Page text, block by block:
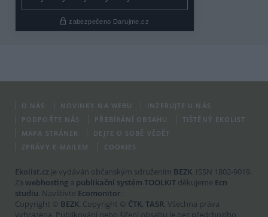
O NÁS NOVINKY NA WEBU
INZERUJTE U NÁS
PODPOŘTE NÁS
PŘEBÍRÁNÍ OBSAHU
TIŠTĚNÝ EKOLIST
MAPA STRÁNEK
DEJTE O SOBĚ VĚDĚT
ZPRÁVY E-MAILEM
COOKIES
Ekolist.cz je vydáván občanským sdružením BEZK. ISSN 1802-9019.
Za webhosting a publikační systém TOOLKIT děkujeme Ecn
studiu. Navštivte Ecomonitor.
Copyright © BEZK. Copyright © ČTK, TASR. Všechna práva
vyhrazena. Publikování nebo šíření obsahu je bez předchozího